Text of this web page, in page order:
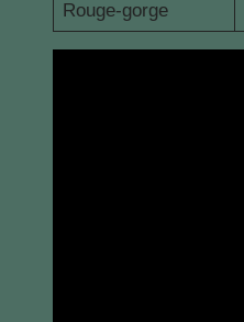
Rouge-gorge